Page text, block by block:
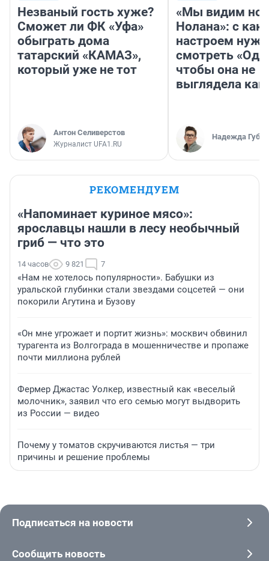
Незваный гость хуже?
Сможет ли ФК «Уфа»
обыграть дома
татарский «КАМАЗ»,
который уже не тот
Антон Селиверстов
Журналист UFA1.RU
«Мы видим
Нолана»: с
настроем
смотреть
чтобы она не
выглядела как
Надежда
РЕКОМЕНДУЕМ
«Напоминает куриное мясо»:
ярославцы нашли в лесу необычный
гриб — что это
14 часов 9 821 7
«Нам не хотелось популярности». Бабушки из
уральской глубинки стали звездами соцсетей — они
покорили Агутина и Бузову
«Он мне угрожает и портит жизнь»: москвич обвинил
турагента из Волгограда в мошенничестве и пропаже
почти миллиона рублей
Фермер Джастас Уолкер, известный как «веселый
молочник», заявил что его семью могут выдворить
из России — видео
Почему у томатов скручиваются листья — три
причины и решение проблемы
Подписаться на новости
Сообщить новость